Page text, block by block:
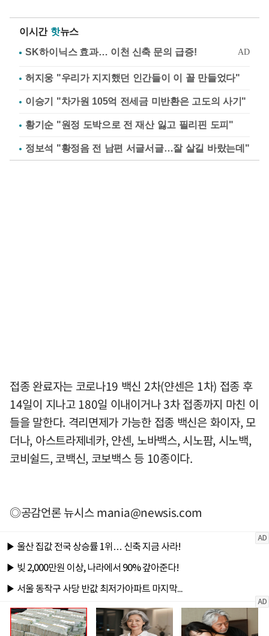
이시간 핫뉴스
허지웅 "우리가 지지했던 인간들이 이 꼴 만들었다"
이승기 "차가원 105억 전세금 미반환은 고도의 사기"
황기순 "원정 도박으로 전 재산 잃고 필리핀 도피"
정보석 "황정음 전 남편 서글서글…잘 살길 바랐는데"
접종 완료자는 코로나19 백신 2차(얀센은 1차) 접종 후
14일이 지나고 180일 이내이거나 3차 접종까지 마친 이
들을 말한다. 격리면제가 가능한 접종 백신은 화이자, 모
더나, 아스트라제네카, 얀센, 노바백스, 시노팜, 시노백,
코비쉴드, 코백신, 코보백스 등 10종이다.
◎공감언론 뉴시스mania@newsis.com